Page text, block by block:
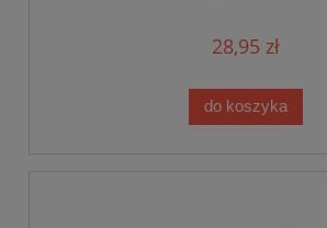
28,95 zł
do koszyka